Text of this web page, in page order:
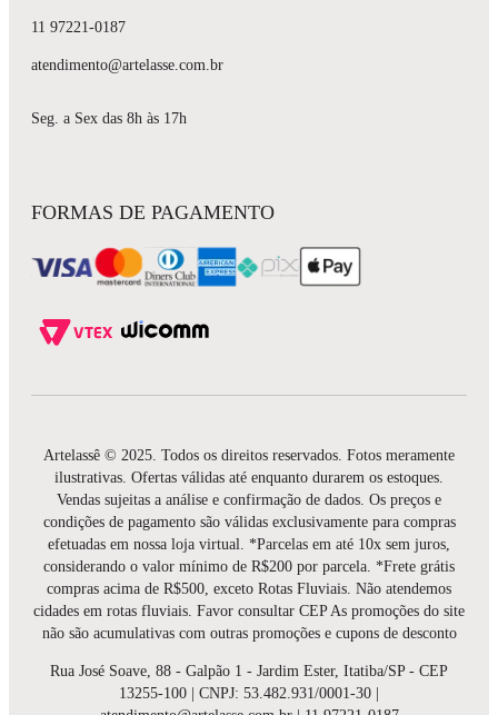
11 97221-0187
atendimento@artelasse.com.br
Seg. a Sex das 8h às 17h
FORMAS DE PAGAMENTO
Artelassê © 2025. Todos os direitos reservados. Fotos meramente
ilustrativas. Ofertas válidas até enquanto durarem os estoques.
Vendas sujeitas a análise e confirmação de dados. Os preços e
condições de pagamento são válidas exclusivamente para compras
efetuadas em nossa loja virtual. *Parcelas em até 10x sem juros,
considerando o valor mínimo de R$200 por parcela. *Frete grátis
compras acima de R$500, exceto Rotas Fluviais. Não atendemos
cidades em rotas fluviais. Favor consultar CEP As promoções do site
não são acumulativas com outras promoções e cupons de desconto
Rua José Soave, 88 - Galpão 1 - Jardim Ester, Itatiba/SP - CEP
13255-100 | CNPJ: 53.482.931/0001-30 |